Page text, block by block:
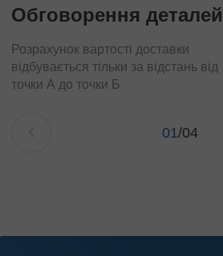
Обговорення деталей
Розрахунок вартості доставки
відбувається тільки за відстань від
точки А до точки Б
01/04